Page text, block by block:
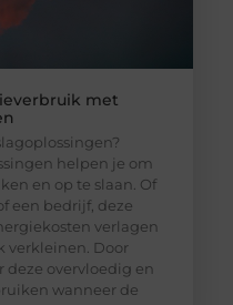
met
helpen je om
en op te slaan. Of
een bedrijf, deze
verlagen
verkleinen. Door
deze overvloedig en
wanneer de